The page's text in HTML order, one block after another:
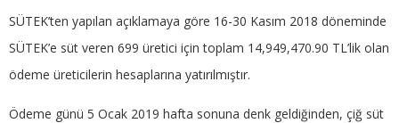
SÜTEK’ten yapılan açıklamaya göre 16-30 Kasım 2018 döneminde
SÜTEK’e süt veren 699 üretici için toplam 14,949,470.90 TL’lik olan
ödeme üreticilerin hesaplarına yatırılmıştır.
Ödeme günü 5 Ocak 2019 hafta sonuna denk geldiğinden, çiğ süt